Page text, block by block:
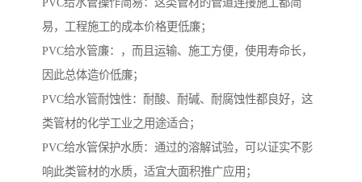
PVC给水管操作简易：这类管材的管道连接施工都简
易，工程施工的成本价格更低廉；
PVC给水管廉：，而且运输、施工方便，使用寿命长，
因此总体造价低廉；
PVC给水管耐蚀性：耐酸、耐碱、耐腐蚀性都良好，这
类管材的化学工业之用途适合；
PVC给水管保护水质：通过的溶解试验，可以证实不影
响此类管材的水质，适宜大面积推广应用；